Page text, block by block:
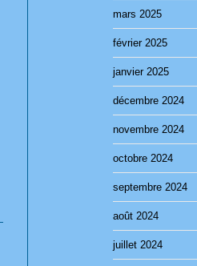
mars 2025
février 2025
janvier 2025
décembre 2024
novembre 2024
octobre 2024
septembre 2024
août 2024
juillet 2024